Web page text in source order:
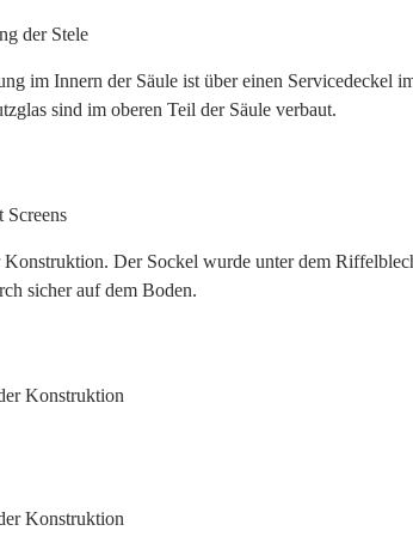
im Innern der Säule ist über einen Servicedeckel
sind im oberen Teil der Säule verbaut.
Der Sockel wurde unter dem
sicher auf dem Boden.